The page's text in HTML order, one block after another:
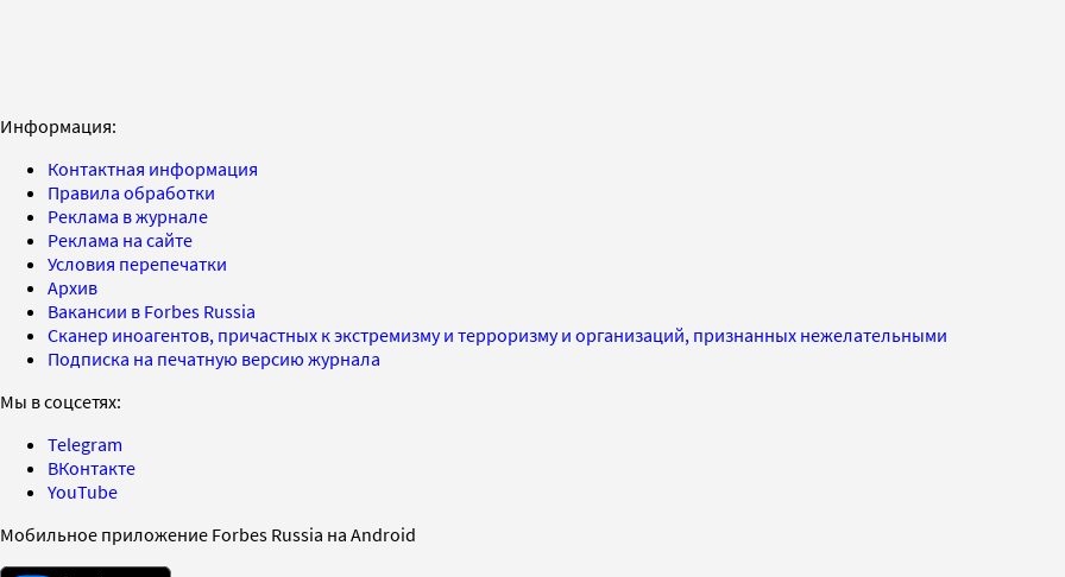
Информация:
Контактная информация
Правила обработки
Реклама в журнале
Реклама на сайте
Условия перепечатки
Архив
Вакансии в Forbes Russia
Сканер иноагентов, причастных к экстремизму и терроризму и организаций, признанных нежелательными
Подписка на печатную версию журнала
Мы в соцсетях:
Telegram
ВКонтакте
YouTube
Мобильное приложение Forbes Russia на Android